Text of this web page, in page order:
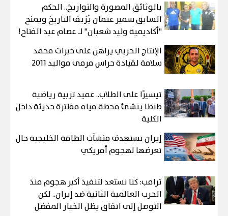
بالوثائق المصورة والتواريخ.. الحكم
السابق سمير عثمان يُزيف التاريخ ويمنح
"أكاديمية وليد شعبان" لـ عصام عبد الفتاح!
الإنتاج الحربي يراهن على خبرات محمد
سلامة لقيادة حراس مرمى مواليد 2011
تيسيرًا على الطلاب.. عميد تربية رياضية
طنطا ينشئ محطة مياه مفلترة حديثة داخل
الكلية
إيران تستهدف منشآت الطاقة الخليجية حال
تعرضها لهجوم أمريكي
ترامب: كنا نستعد لتنفيذ أكبر هجوم منذ
الحرب العالمية الثانية ضد إيران.. لكن
التوصل إلى اتفاق يظل الخيار المفضل